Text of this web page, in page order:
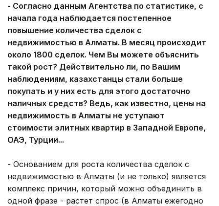
- Согласно данным Агентства по статистике, с
начала года наблюдается постепенное
повышение количества сделок с
недвижимостью в Алматы. В месяц происходит
около 1800 сделок. Чем Вы можете объяснить
такой рост? Действительно ли, по Вашим
наблюдениям, казахстанцы стали больше
покупать и у них есть для этого достаточно
наличных средств? Ведь, как известно, цены на
недвижимость в Алматы не уступают
стоимости элитных квартир в Западной Европе,
ОАЭ, Турции...
- Основанием для роста количества сделок с
недвижимостью в Алматы (и не только) является
комплекс причин, который можно объединить в
одной фразе - растет спрос (в Алматы ежегодно